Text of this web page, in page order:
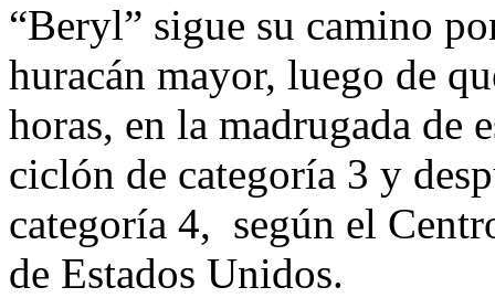
“Beryl” sigue su camino
huracán mayor, luego de
horas, en la madrugada de
ciclón de categoría 3 y
categoría 4, según el
de Estados Unidos.